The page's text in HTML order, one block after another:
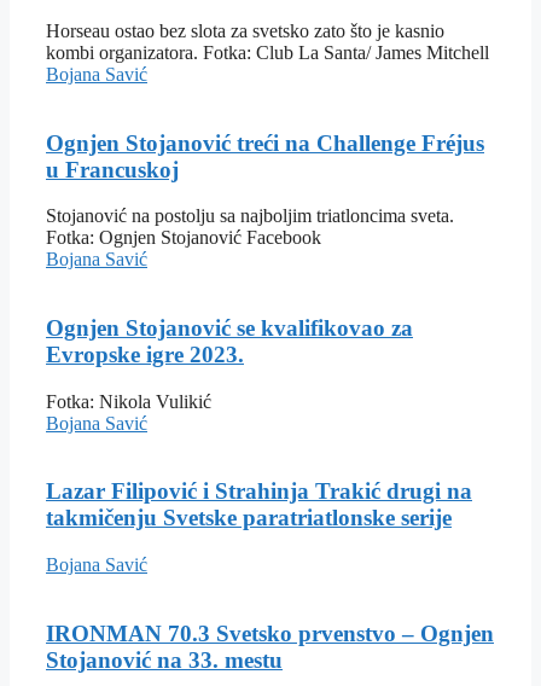
Horseau ostao bez slota za svetsko zato što je kasnio
kombi organizatora. Fotka: Club La Santa/ James Mitchell
Bojana Savić
Ognjen Stojanović treći na Challenge Fréjus
u Francuskoj
Stojanović na postolju sa najboljim triatloncima sveta.
Fotka: Ognjen Stojanović Facebook
Bojana Savić
Ognjen Stojanović se kvalifikovao za
Evropske igre 2023.
Fotka: Nikola Vulikić
Bojana Savić
Lazar Filipović i Strahinja Trakić drugi na
takmičenju Svetske paratriatlonske serije
Bojana Savić
IRONMAN 70.3 Svetsko prvenstvo – Ognjen
Stojanović na 33. mestu